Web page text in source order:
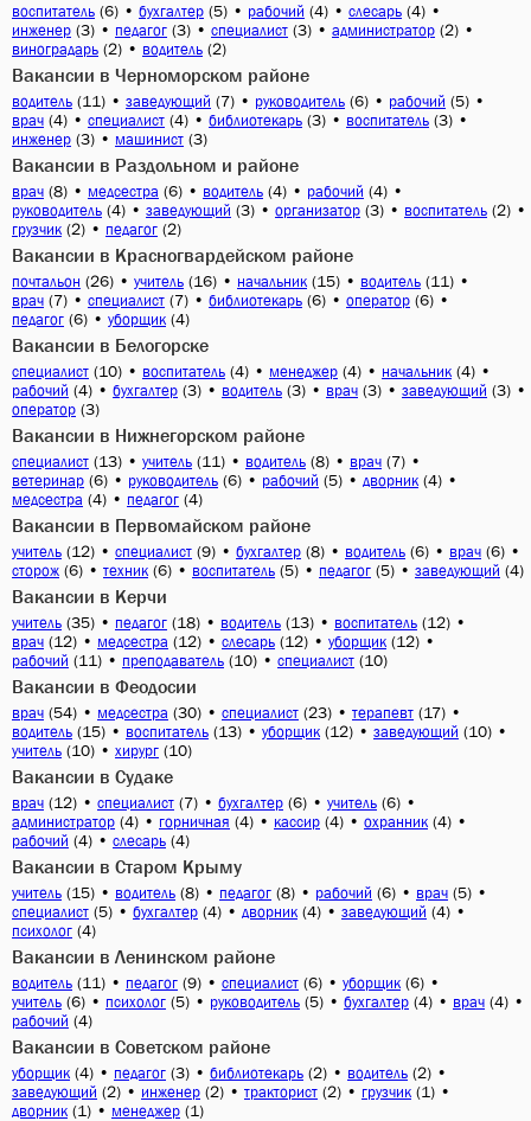
воспитатель (6) • бухгалтер (5) • рабочий (4) • слесарь (4) •
инженер (3) • педагог (3) • специалист (3) • администратор (2) •
виноградарь (2) • водитель (2)
Вакансии в Черноморском районе
водитель (11) • заведующий (7) • руководитель (6) • рабочий (5) •
врач (4) • специалист (4) • библиотекарь (3) • воспитатель (3) •
инженер (3) • машинист (3)
Вакансии в Раздольном и районе
врач (8) • медсестра (6) • водитель (4) • рабочий (4) •
руководитель (4) • заведующий (3) • организатор (3) • воспитатель (2) •
грузчик (2) • педагог (2)
Вакансии в Красногвардейском районе
почтальон (26) • учитель (16) • начальник (15) • водитель (11) •
врач (7) • специалист (7) • библиотекарь (6) • оператор (6) •
педагог (6) • уборщик (4)
Вакансии в Белогорске
специалист (10) • воспитатель (4) • менеджер (4) • начальник (4) •
рабочий (4) • бухгалтер (3) • водитель (3) • врач (3) • заведующий (3) •
оператор (3)
Вакансии в Нижнегорском районе
специалист (13) • учитель (11) • водитель (8) • врач (7) •
ветеринар (6) • руководитель (6) • рабочий (5) • дворник (4) •
медсестра (4) • педагог (4)
Вакансии в Первомайском районе
учитель (12) • специалист (9) • бухгалтер (8) • водитель (6) • врач (6) •
сторож (6) • техник (6) • воспитатель (5) • педагог (5) • заведующий (4)
Вакансии в Керчи
учитель (35) • педагог (18) • водитель (13) • воспитатель (12) •
врач (12) • медсестра (12) • слесарь (12) • уборщик (12) •
рабочий (11) • преподаватель (10) • специалист (10)
Вакансии в Феодосии
врач (54) • медсестра (30) • специалист (23) • терапевт (17) •
водитель (15) • воспитатель (13) • уборщик (12) • заведующий (10) •
учитель (10) • хирург (10)
Вакансии в Судаке
врач (12) • специалист (7) • бухгалтер (6) • учитель (6) •
администратор (4) • горничная (4) • кассир (4) • охранник (4) •
рабочий (4) • слесарь (4)
Вакансии в Старом Крыму
учитель (15) • водитель (8) • педагог (8) • рабочий (6) • врач (5) •
специалист (5) • бухгалтер (4) • дворник (4) • заведующий (4) •
психолог (4)
Вакансии в Ленинском районе
водитель (11) • педагог (9) • специалист (6) • уборщик (6) •
учитель (6) • психолог (5) • руководитель (5) • бухгалтер (4) • врач (4) •
рабочий (4)
Вакансии в Советском районе
уборщик (4) • педагог (3) • библиотекарь (2) • водитель (2) •
заведующий (2) • инженер (2) • тракторист (2) • грузчик (1) •
дворник (1) • менеджер (1)